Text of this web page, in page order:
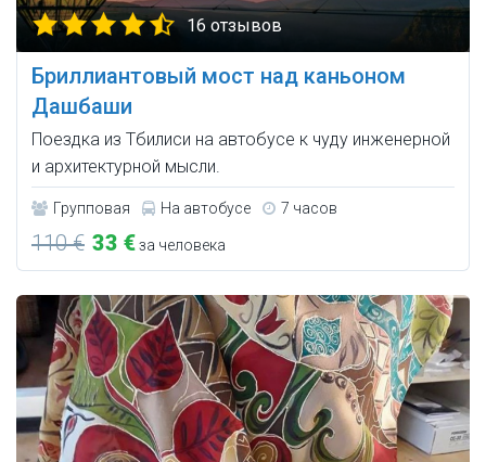
16 отзывов
Бриллиантовый мост над каньоном
Дашбаши
Поездка из Тбилиси на автобусе к чуду инженерной
и архитектурной мысли.
Групповая На автобусе 7 часов
110 € 33 €за человека